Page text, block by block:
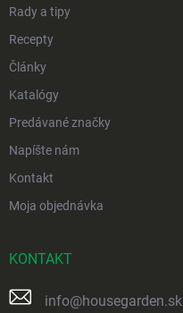
Rady a tipy
Recepty
Články
Katalógy
Predávané značky
Napíšte nám
Kontakt
Moja objednávka
KONTAKT
info@housegarden.sk